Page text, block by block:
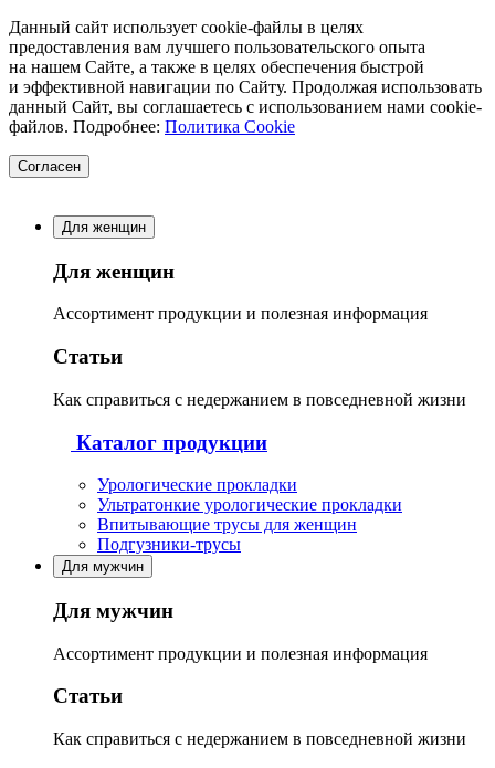
Данный сайт использует cookie-файлы в целях
предоставления вам лучшего пользовательского опыта
на нашем Сайте, а также в целях обеспечения быстрой
и эффективной навигации по Сайту. Продолжая использовать
данный Сайт, вы соглашаетесь с использованием нами cookie-
файлов. Подробнее: Политика Cookie
Согласен
Для женщин
Для женщин
Ассортимент продукции и полезная информация
Статьи
Как справиться с недержанием в повседневной жизни
Каталог продукции
Урологические прокладки
Ультратонкие урологические прокладки
Впитывающие трусы для женщин
Подгузники-трусы
Для мужчин
Для мужчин
Ассортимент продукции и полезная информация
Статьи
Как справиться с недержанием в повседневной жизни